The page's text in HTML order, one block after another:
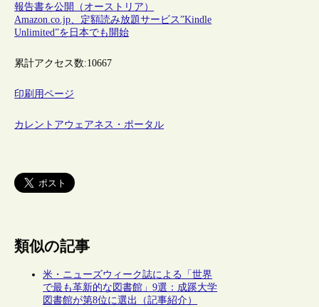
報告書を公開（オーストリア）
Amazon.co.jp、定額読み放題サービス”Kindle
Unlimited”を日本でも開始
累計アクセス数:10667
印刷用ページ
カレントアウェアネス・ポータル
類似の記事
米・ニューズウィーク誌による「世界
で最も革新的な図書館」9選：成蹊大学
図書館が第8位に選出（記事紹介）